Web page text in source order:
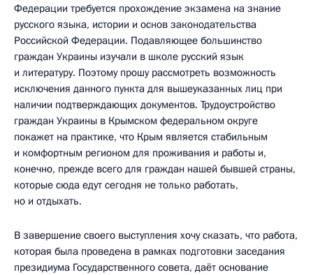
Федерации требуется прохождение экзамена на знание
русского языка, истории и основ законодательства
Российской Федерации. Подавляющее большинство
граждан Украины изучали в школе русский язык
и литературу. Поэтому прошу рассмотреть возможность
исключения данного пункта для вышеуказанных лиц при
наличии подтверждающих документов. Трудоустройство
граждан Украины в Крымском федеральном округе
покажет на практике, что Крым является стабильным
и комфортным регионом для проживания и работы и,
конечно, прежде всего для граждан нашей бывшей страны,
которые сюда едут сегодня не только работать,
но и отдыхать.
В завершение своего выступления хочу сказать, что работа,
которая была проведена в рамках подготовки заседания
президиума Государственного совета, даёт основание